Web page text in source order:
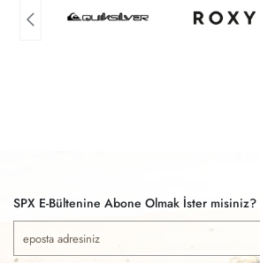
SPX E-Bültenine Abone Olmak İster misiniz?